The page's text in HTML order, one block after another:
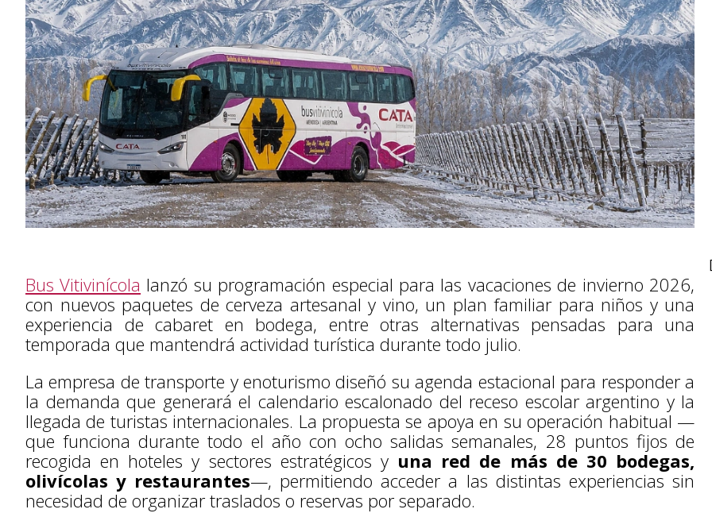
Bus Vitivinícola lanzó su programación especial para las vacaciones de invierno 2026,
con nuevos paquetes de cerveza artesanal y vino, un plan familiar para niños y una
experiencia de cabaret en bodega, entre otras alternativas pensadas para una
temporada que mantendrá actividad turística durante todo julio.
La empresa de transporte y enoturismo diseñó su agenda estacional para responder a
la demanda que generará el calendario escalonado del receso escolar argentino y la
llegada de turistas internacionales. La propuesta se apoya en su operación habitual —
que funciona durante todo el año con ocho salidas semanales, 28 puntos fijos de
recogida en hoteles y sectores estratégicos y una red de más de 30 bodegas,
olivícolas y restaurantes—, permitiendo acceder a las distintas experiencias sin
necesidad de organizar traslados o reservas por separado.